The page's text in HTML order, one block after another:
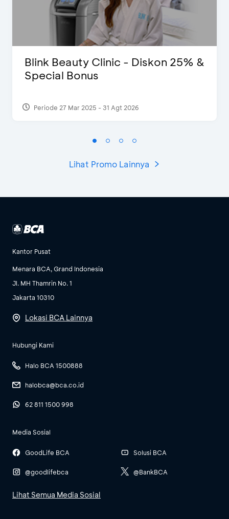
Blink Beauty Clinic - Diskon 25% &
Special Bonus
Periode 27 Mar 2025 - 31 Agt 2026
Lihat Promo Lainnya
Kantor Pusat
Menara BCA, Grand Indonesia
Jl. MH Thamrin No. 1
Jakarta 10310
Lokasi BCA Lainnya
Hubungi Kami
Halo BCA 1500888
halobca@bca.co.id
62 811 1500 998
Media Sosial
GoodLife BCA
@goodlifebca
Solusi BCA
@BankBCA
Lihat Semua Media Sosial